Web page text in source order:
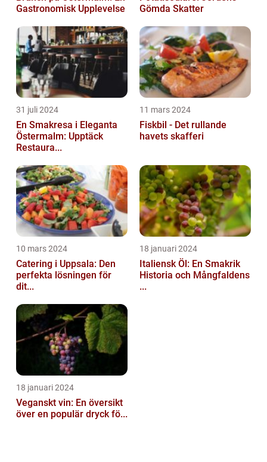
Gastronomisk Upplevelse
Gömda Skatter
31 juli 2024
En Smakresa i Eleganta
Östermalm: Upptäck
Restaura...
11 mars 2024
Fiskbil - Det rullande
havets skafferi
10 mars 2024
Catering i Uppsala: Den
perfekta lösningen för
dit...
18 januari 2024
Italiensk Öl: En Smakrik
Historia och Mångfaldens
...
18 januari 2024
Veganskt vin: En översikt
över en populär dryck fö...